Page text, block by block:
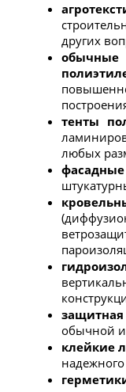
других
тенты
любых
обычной
клейкие